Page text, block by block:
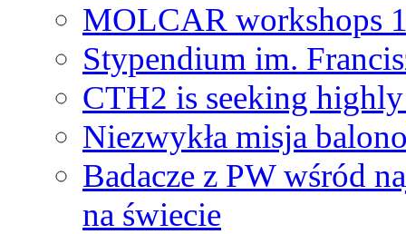
MOLCAR workshops
Stypendium im.
CTH2 is seeking
Niezwykła misja
Badacze z PW wśród
na świecie